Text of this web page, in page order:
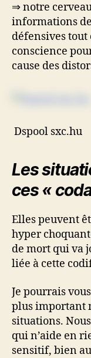
⇒ notre
informations
défensives
conscience
cause des
Dspool sxc.hu
Les
ces «
Elles peuvent
hyper
de mort qui va
liée à cette
Je pourrais
plus important
situations.
qui n’aide en
sensitif, bien